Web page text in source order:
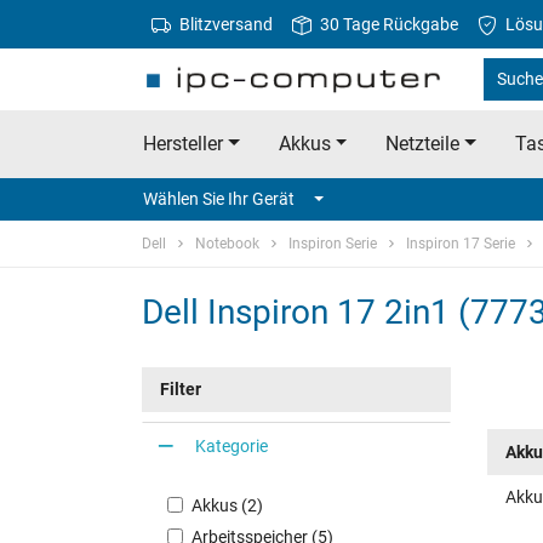
Blitzversand 30 Tage Rückgabe
Hersteller Akkus Netzteile
Wählen Sie Ihr Gerät
Dell Notebook Inspiron Serie Inspiron 17 Serie
Dell Inspiron 17 2in1
Filter
Kategorie
Akkus (2)
Arbeitsspeicher (5)